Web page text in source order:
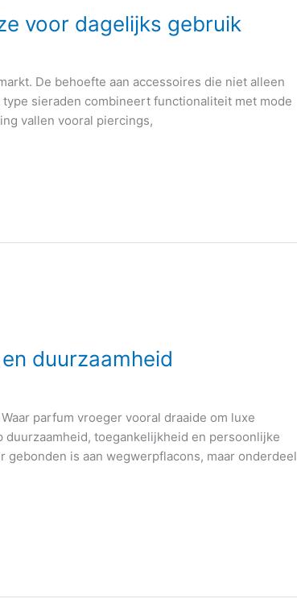
voor dagelijks gebruik
De behoefte aan accessoires die niet alleen
sieraden combineert functionaliteit met mode
vallen vooral piercings,
duurzaamheid
parfum vroeger vooral draaide om luxe
toegankelijkheid en persoonlijke
is aan wegwerpflacons, maar onderdeel